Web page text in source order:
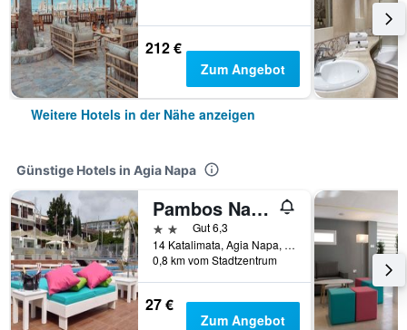
212 €
Zum Angebot
Weitere Hotels in der Nähe anzeigen
Günstige Hotels in Agia Napa
Pambos Napa Rocs
2 SterneGut 6,3
14 Katalimata, Agia Napa, Zypern
0,8 km vom Stadtzentrum
27 €
Zum Angebot